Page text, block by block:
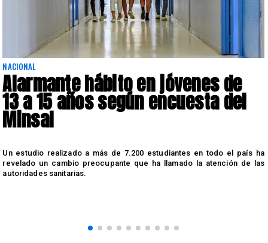
NACIONAL
Alarmante hábito en jóvenes de
13 a 15 años según encuesta del
Minsal
Un estudio realizado a más de 7.200 estudiantes en todo el país ha
revelado un cambio preocupante que ha llamado la atención de las
autoridades sanitarias.